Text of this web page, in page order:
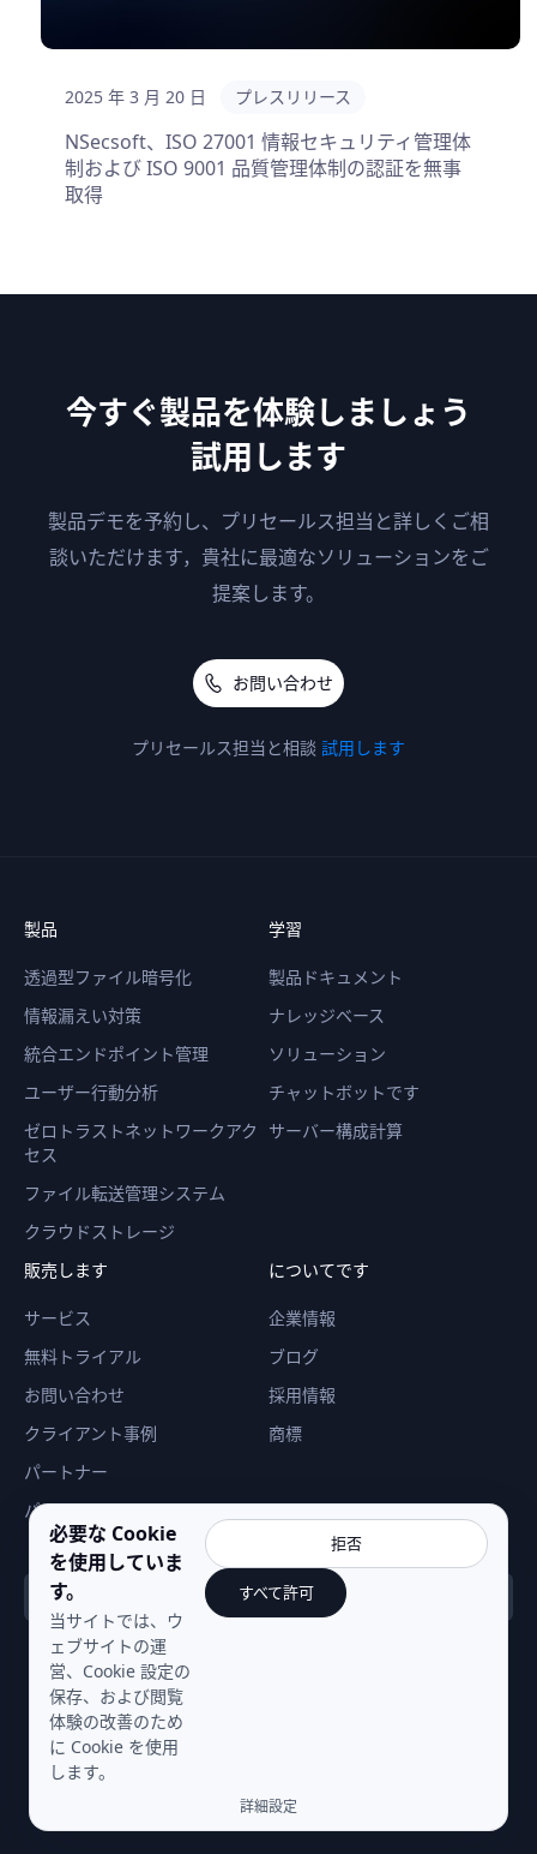
必要な Cookie
を使用していま
す。
当サイトでは、ウ
ェブサイトの運
営、Cookie 設定の
保存、および閲覧
体験の改善のため
に Cookie を使用
します。
拒否
すべて許可
詳細設定
2025 年 3 月 20 日 プレスリリース
NSecsoft、ISO 27001 情報セキュリティ管理体
制および ISO 9001 品質管理体制の認証を無事
取得
今すぐ製品を体験しましょう
試用します
製品デモを予約し、プリセールス担当と詳しくご相
談いただけます，貴社に最適なソリューションをご
提案します。
お問い合わせ
プリセールス担当と相談 試用します
製品
透過型ファイル暗号化
情報漏えい対策
統合エンドポイント管理
ユーザー行動分析
ゼロトラストネットワークアク
セス
ファイル転送管理システム
クラウドストレージ
学習
製品ドキュメント
ナレッジベース
ソリューション
チャットボットです
サーバー構成計算
販売します
サービス
無料トライアル
お問い合わせ
クライアント事例
パートナー
パートナー
についてです
企業情報
ブログ
採用情報
商標
日本（日本語）
Copyright ©